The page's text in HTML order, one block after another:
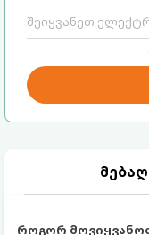
როგორ